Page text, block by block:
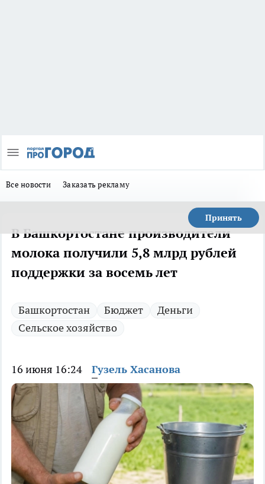
Все новости Заказать рекламу
Принять
В Башкортостане производители
молока получили 5,8 млрд рублей
поддержки за восемь лет
Башкортостан Бюджет
Деньги
Сельское хозяйство
16 июня 16:24 Гузель Хасанова